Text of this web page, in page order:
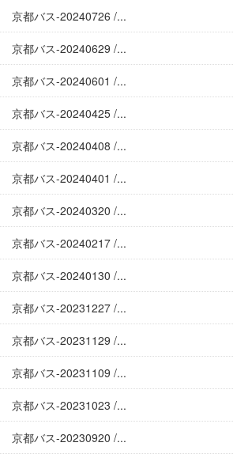
京都バス-20240726 /...
京都バス-20240629 /...
京都バス-20240601 /...
京都バス-20240425 /...
京都バス-20240408 /...
京都バス-20240401 /...
京都バス-20240320 /...
京都バス-20240217 /...
京都バス-20240130 /...
京都バス-20231227 /...
京都バス-20231129 /...
京都バス-20231109 /...
京都バス-20231023 /...
京都バス-20230920 /...